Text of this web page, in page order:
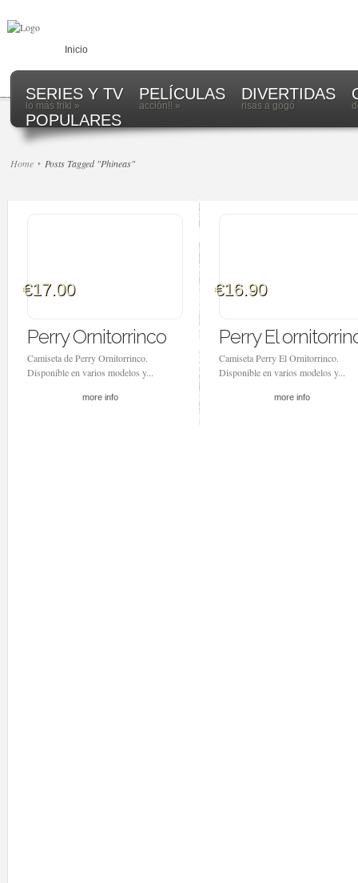
Inicio
SERIES Y TV
lo más friki »
PELÍCULAS
acción!! »
DIVERTIDAS
risas a gogó
POPULARES
Home Posts Tagged "Phineas"
€17.00
Perry Ornitorrinco
Camiseta de Perry Ornitorrinco.
Disponible en varios modelos y...
more info
€16.90
Perry El
Camiseta Perry El Ornitorrinco.
Disponible en varios modelos y...
more info